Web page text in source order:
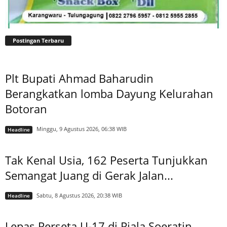
Postingan Terbaru
Plt Bupati Ahmad Baharudin
Berangkatkan lomba Dayung Kelurahan
Botoran
Headline Minggu, 9 Agustus 2026, 06:38 WIB
Tak Kenal Usia, 162 Peserta Tunjukkan
Semangat Juang di Gerak Jalan...
Headline Sabtu, 8 Agustus 2026, 20:38 WIB